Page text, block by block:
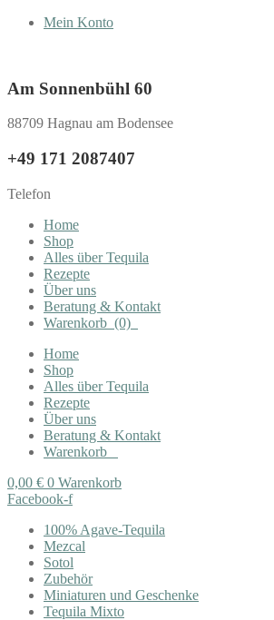
Mein Konto
Am Sonnenbühl 60
88709 Hagnau am Bodensee
+49 171 2087407
Telefon
Home
Shop
Alles über Tequila
Rezepte
Über uns
Beratung & Kontakt
Warenkorb (0)
Home
Shop
Alles über Tequila
Rezepte
Über uns
Beratung & Kontakt
Warenkorb
0,00 € 0 Warenkorb
Facebook-f
100% Agave-Tequila
Mezcal
Sotol
Zubehör
Miniaturen und Geschenke
Tequila Mixto